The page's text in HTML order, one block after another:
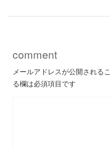
comment
メールアドレスが公開される
る欄は必須項目です